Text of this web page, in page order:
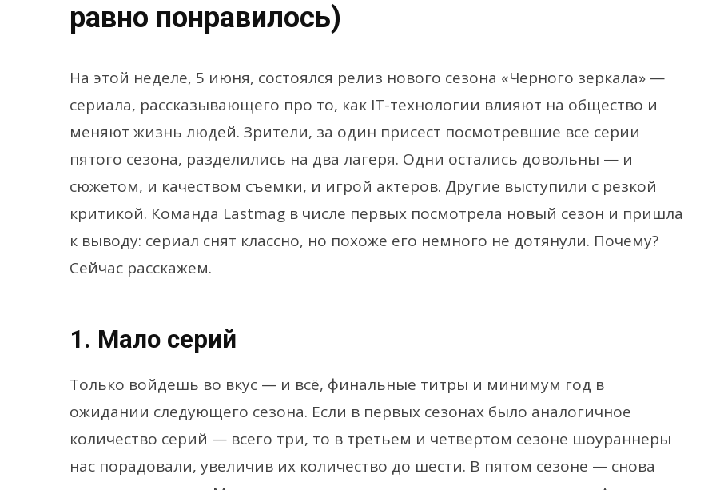
равно понравилось)
На этой неделе, 5 июня, состоялся релиз нового сезона «Черного зеркала» —
сериала, рассказывающего про то, как IT-технологии влияют на общество и
меняют жизнь людей. Зрители, за один присест посмотревшие все серии
пятого сезона, разделились на два лагеря. Одни остались довольны — и
сюжетом, и качеством съемки, и игрой актеров. Другие выступили с резкой
критикой. Команда Lastmag в числе первых посмотрела новый сезон и пришла
к выводу: сериал снят классно, но похоже его немного не дотянули. Почему?
Сейчас расскажем.
1. Мало серий
Только войдешь во вкус — и всё, финальные титры и минимум год в
ожидании следующего сезона. Если в первых сезонах было аналогичное
количество серий — всего три, то в третьем и четвертом сезоне шоураннеры
нас порадовали, увеличив их количество до шести. В пятом сезоне — снова